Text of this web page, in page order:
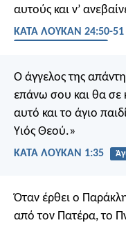
αυτούς και ν’
ΚΑΤΑ ΛΟΥΚΑΝ 24:50-51
Ο άγγελος της
επάνω σου και θα σε
αυτό και το άγιο
Υιός Θεού.»
ΚΑΤΑ ΛΟΥΚΑΝ 1:35
Όταν έρθει ο
από τον Πατέρα, το